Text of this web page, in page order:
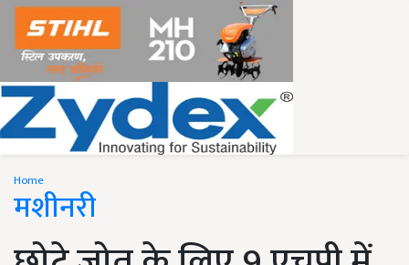
Home
मशीनरी